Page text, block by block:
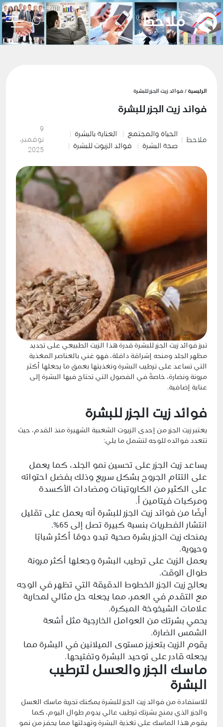
الرئيسية / فوائد زيت الجزر للبشرة
فوائد زيت الجزر للبشرة
ملاحظ
الحياة والمجتمع
العناية بالبشرة
صحة البشرة
فوائد الزيوت للبشرة
9
نوفمبر،
2025
تبرز فوائد زيت الجزر للبشرة قدرة هذا الزيت الطبيعي على تجديد
مظهر الجلد ومنحه إشراقة دافئة، فهو غني بالعناصر المغذية
التي تساعد على ترطيب البشرة وتغذيتها بعمق ما يجعلها أكثر
مرونة ونضارة، خاصةً في الفصول التي تحتاج فيها البشرة إلى
عناية إضافية.
فوائد زيت الجزر للبشرة
يعتبر زيت الجزر من إحدى الزيوت الشعبية الشهيرة منذ القدم، حيث
تتعدد فوائده للوجه لتشمل ما يلي:
يساعد زيت الجزر على تحسين نمو الجلد، كما يعمل
على التئام الجروح بشكل سريع وذلك بفضل احتوائه
على الكثير من الكاروتينات ومضادات الأكسدة
ومركبات فيتامين أ.
أيضًا من فوائد زيت الجزر للبشرة أنه يعمل على تقليل
انتشار الفطريات بنسبة كبيرة تصل إلى 65%.
يمنحك زيت الجزر بشرة صحية تبدو دومًا أكثر شبابًا
وحيوية.
يعمل الزيت على ترطيب البشرة وجعلها أكثر مرونة
طوال الوقت.
يعالج زيت الجزر الخطوط الدقيقة التي تظهر في الوجه
مع التقدم في العمر، مما يجعله حل مثالي لمحاربة
علامات الشيخوخة المبكرة.
يحمي بشرتك من العوامل الخارجية مثل أشعة
الشمس الضارة.
يقوم الزيت بتعزيز مستوى الميلانين في البشرة مما
يجعله قادر على توحيد البشرة وتفتيحها.
ماسك الجزر والعسل لترطيب
البشرة
للاستفادة من فوائد زيت الجزر للبشرة يمكنك تجربة ماسك العسل
والجزر الذي يمنح بشرتك ترطيب عالي يدوم طوال اليوم، كما
يقوم هذا الماسك على تغذية البشرة وتهدئتها مما يحفز من نمو